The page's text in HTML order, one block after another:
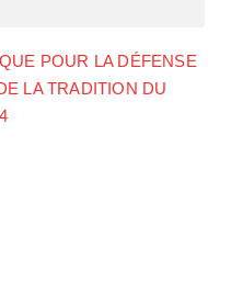
POUR LA DÉFENSE
LA TRADITION DU